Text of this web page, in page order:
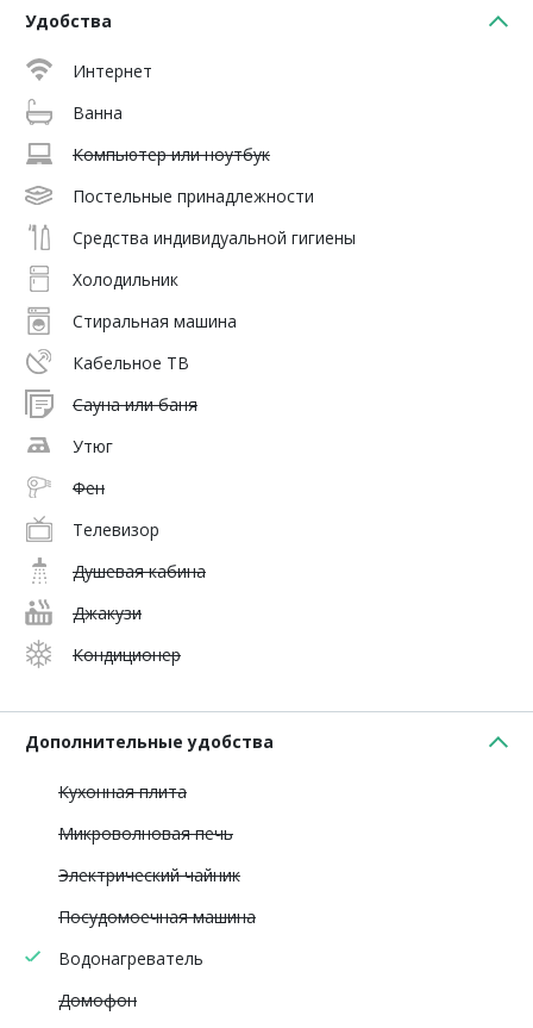
Удобства
Интернет
Ванна
Компьютер или ноутбук
Постельные принадлежности
Средства индивидуальной гигиены
Холодильник
Стиральная машина
Кабельное ТВ
Сауна или баня
Утюг
Фен
Телевизор
Душевая кабина
Джакузи
Кондиционер
Дополнительные удобства
Кухонная плита
Микроволновая печь
Электрический чайник
Посудомоечная машина
Водонагреватель
Домофон